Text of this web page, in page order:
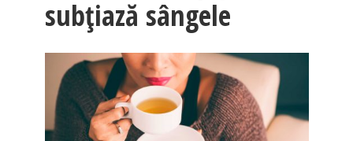
subțiază sângele